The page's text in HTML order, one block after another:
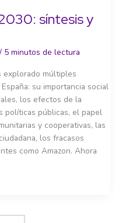
síntesis y
/ 5 minutos de lectura
explorado múltiples
su importancia social
los efectos de la
políticas públicas, el papel
y cooperativas, las
los fracasos
como Amazon. Ahora